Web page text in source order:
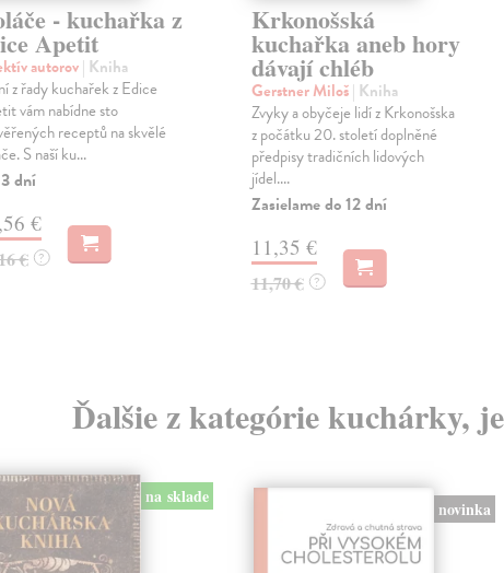
- kuchařka z
Apetit
autorov| Kniha
z řady kuchařek z Edice
vám nabídne sto
receptů na skvělé
S naší ku...
dní
€
€ ?
Krkonošská
kuchařka aneb hory
dávají chléb
Gerstner Miloš| Kniha
Zvyky a obyčeje lidí z Krkonošska
z počátku 20. století doplněné
předpisy tradičních lidových
jídel....
Zasielame do 12 dní
11,35 €
11,70 € ?
Ďalšie z kategórie kuchárky,
na sklade
novinka